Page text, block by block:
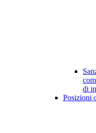
di
Posizioni